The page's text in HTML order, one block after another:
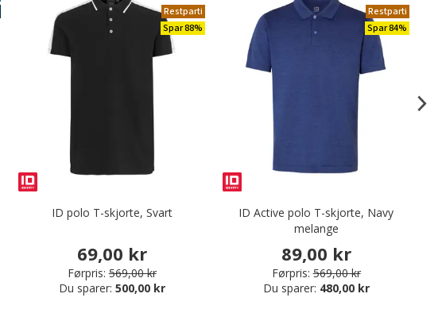
Restparti
Spar 88%
ID polo T-skjorte, Svart
69,00 kr
Førpris: 569,00 kr
Du sparer: 500,00 kr
Restparti
Spar 84%
ID Active polo T-skjorte, Navy
melange
89,00 kr
Førpris: 569,00 kr
Du sparer: 480,00 kr